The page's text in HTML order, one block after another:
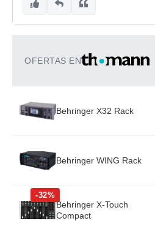
OFERTAS EN
Behringer X32 Rack
Behringer WING Rack
-32%
Behringer X-Touch
Compact